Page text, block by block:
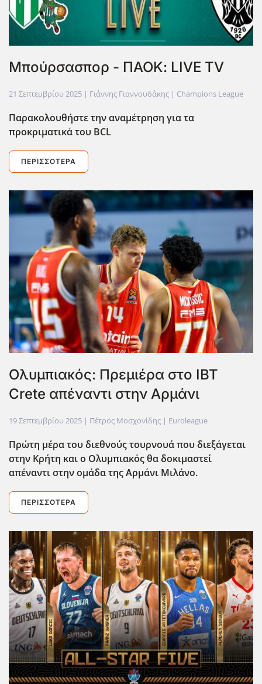
Μπούρσασπορ - ΠΑΟΚ: LIVE TV
21 Σεπτεμβρίου 2025 | Γιάννης Γιαννουδάκης | Champions League
Παρακολουθήστε την αναμέτρηση για τα
προκριματικά του BCL
ΠΕΡΙΣΣΌΤΕΡΑ
Ολυμπιακός: Πρεμιέρα στο IBT
Crete απέναντι στην Αρμάνι
19 Σεπτεμβρίου 2025 | Πέτρος Μοσχονίδης | Euroleague
Πρώτη μέρα του διεθνούς τουρνουά που διεξάγεται
στην Κρήτη και ο Ολυμπιακός θα δοκιμαστεί
απέναντι στην ομάδα της Αρμάνι Μιλάνο.
ΠΕΡΙΣΣΌΤΕΡΑ